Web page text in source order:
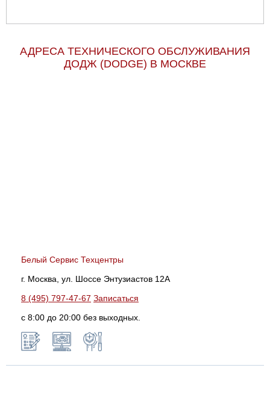
АДРЕСА ТЕХНИЧЕСКОГО ОБСЛУЖИВАНИЯ
ДОДЖ (DODGE) В МОСКВЕ
Белый Сервис Техцентры
г. Москва, ул. Шоссе Энтузиастов 12А
8 (495) 797-47-67 Записаться
с 8:00 до 20:00 без выходных.